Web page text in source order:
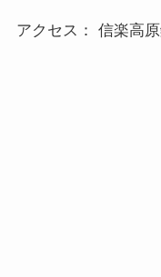
アクセス： 信楽高